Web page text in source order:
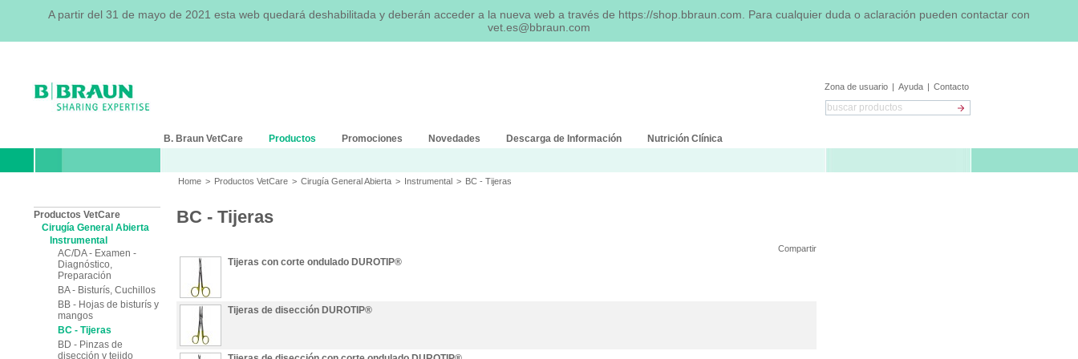
A partir del 31 de mayo de 2021 esta web quedará deshabilitada y deberán acceder a la nueva web a través de https://shop.bbraun.com. Para cualquier duda o aclaración pueden contactar con
vet.es@bbraun.com
Zona de usuario | Ayuda | Contacto
B. Braun VetCare Productos Promociones Novedades Descarga de Información Nutrición Clínica
Home > Productos VetCare > Cirugía General Abierta > Instrumental > BC - Tijeras
Productos VetCare
Cirugía General Abierta
Instrumental
AC/DA - Examen -
Diagnóstico,
Preparación
BA - Bisturís, Cuchillos
BB - Hojas de bisturís y
mangos
BC - Tijeras
BD - Pinzas de
disección y tejido
BC - Tijeras
Compartir
Tijeras con corte ondulado DUROTIP®
Tijeras de disección DUROTIP®